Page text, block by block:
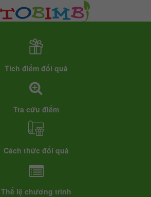
Tích điểm đổi quà
Tra cứu điểm
Cách thức đổi quà
Thể lệ chương trình